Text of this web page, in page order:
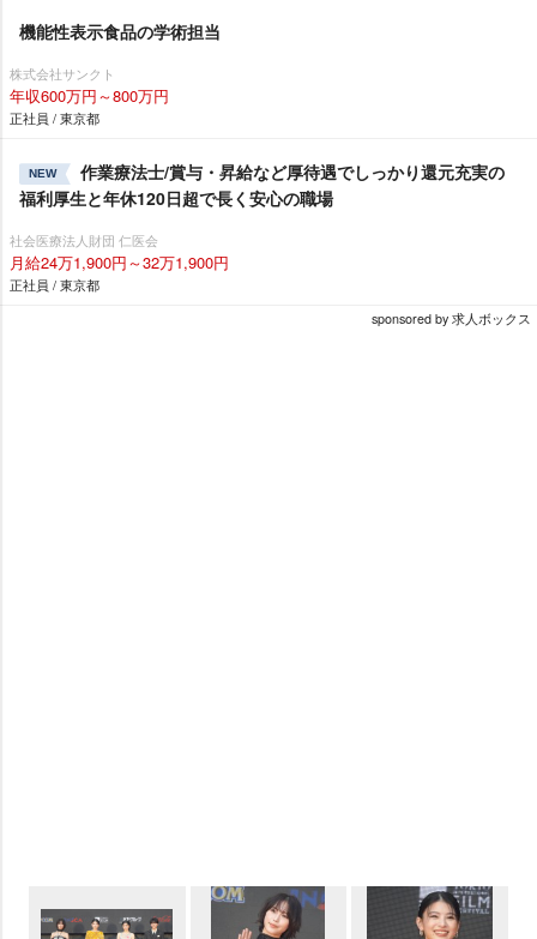
機能性表示食品の学術担当
株式会社サンクト
年収600万円～800万円
正社員 / 東京都
NEW
作業療法士/賞与・昇給など厚待遇でしっかり還元充実の
福利厚生と年休120日超で長く安心の職場
社会医療法人財団 仁医会
月給24万1,900円～32万1,900円
正社員 / 東京都
sponsored by 求人ボックス